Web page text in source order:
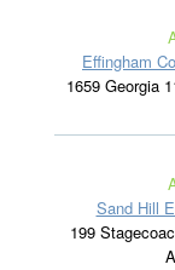
Effingham
1659 Georgia
Sand Hill
199